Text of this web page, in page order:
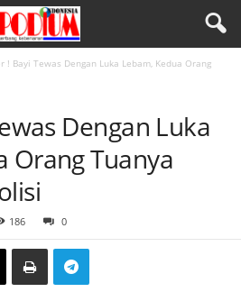
! Bayi Tewas Dengan Luka Lebam, Kedua Orang
Dengan Luka
Orang Tuanya
186 0